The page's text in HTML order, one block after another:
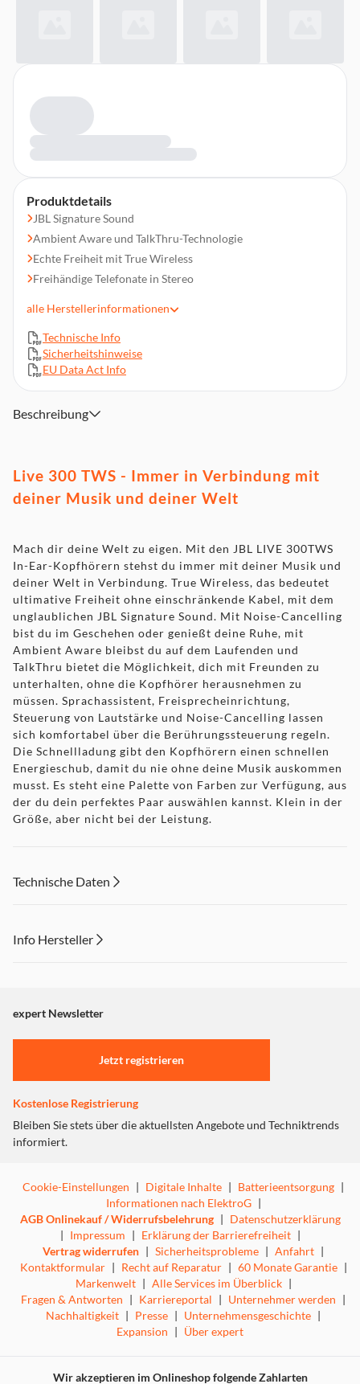
Produktdetails
JBL Signature Sound
Ambient Aware und TalkThru-Technologie
Echte Freiheit mit True Wireless
Freihändige Telefonate in Stereo
Sichere und komfortable Passform
Schweiß- und wasserabweisend
alle Herstellerinformationen
Technische Info
Sicherheitshinweise
EU Data Act Info
Beschreibung
Live 300 TWS - Immer in Verbindung mit
deiner Musik und deiner Welt
Mach dir deine Welt zu eigen. Mit den JBL LIVE 300TWS
In-Ear-Kopfhörern stehst du immer mit deiner Musik und
deiner Welt in Verbindung. True Wireless, das bedeutet
ultimative Freiheit ohne einschränkende Kabel, mit dem
unglaublichen JBL Signature Sound. Mit Noise-Cancelling
bist du im Geschehen oder genießt deine Ruhe, mit
Ambient Aware bleibst du auf dem Laufenden und
TalkThru bietet die Möglichkeit, dich mit Freunden zu
unterhalten, ohne die Kopfhörer herausnehmen zu
müssen. Sprachassistent, Freisprecheinrichtung,
Steuerung von Lautstärke und Noise-Cancelling lassen
sich komfortabel über die Berührungssteuerung regeln.
Die Schnellladung gibt den Kopfhörern einen schnellen
Energieschub, damit du nie ohne deine Musik auskommen
musst. Es steht eine Palette von Farben zur Verfügung, aus
der du dein perfektes Paar auswählen kannst. Klein in der
Größe, aber nicht bei der Leistung.
JBL Signature Sound
absoluten Eintauchen in die Musik auf deine Umgebung
Wische einfach über die Ohrhörer,
um die Funktionen zu aktivieren.
JBL LIVE 300TWS Kopfhörer sind völlig kabellos, ohne
dass dich etwas einschränkt.
Freihändige Telefonate in Stereo
Wo auch immer du dich auf der Welt befindest, und was
auch immer du tust, deine Musik ist bei der Reise dabei.
Bleibe in Kontakt mit kristallklaren Anrufen in
Stereoqualität ganz ohne Hintergrundgeräusche. Entdecke
die unbegrenzte Freiheit, die dir die
Freisprecheinrichtung bietet, ohne dich abzulenken,
während die Berührungssteuerung Zugriff auf alle
möglichen Funktionen ermöglicht.
Technische Daten
Info Hersteller
"Marketing".
Einstellungen anpassen
expert Newsletter
Jetzt registrieren
Kostenlose Registrierung
Bleiben Sie stets über die aktuellsten Angebote und Techniktrends
informiert.
Cookie-Einstellungen | Digitale Inhalte | Batterieentsorgung |
Informationen nach ElektroG |
AGB Onlinekauf / Widerrufsbelehrung | Datenschutzerklärung
| Impressum | Erklärung der Barrierefreiheit |
Vertrag widerrufen | Sicherheitsprobleme | Anfahrt |
Kontaktformular | Recht auf Reparatur | 60 Monate Garantie |
Markenwelt | Alle Services im Überblick |
Fragen & Antworten | Karriereportal | Unternehmer werden |
Nachhaltigkeit | Presse | Unternehmensgeschichte |
Expansion | Über expert
Wir akzeptieren im Onlineshop folgende Zahlarten